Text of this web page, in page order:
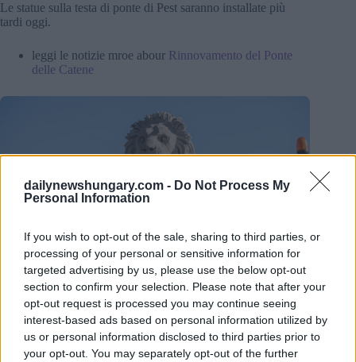
dailynewshungary.com - Do Not Process My
Personal Information
If you wish to opt-out of the sale, sharing to third parties, or
processing of your personal or sensitive information for
targeted advertising by us, please use the below opt-out
section to confirm your selection. Please note that after your
opt-out request is processed you may continue seeing
interest-based ads based on personal information utilized by
us or personal information disclosed to third parties prior to
your opt-out. You may separately opt-out of the further
Le statue sulla testa di ponte di Pest saranno installate più
tardi oggi.
leggi le notizie mroe abour Rinnovamento del Ponte
delle Catene